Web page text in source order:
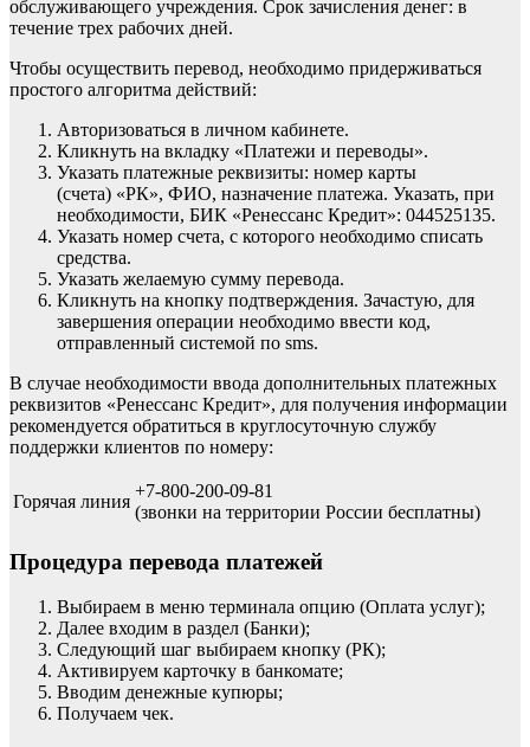
обслуживающего учреждения. Срок зачисления денег: в
течение трех рабочих дней.
Чтобы осуществить перевод, необходимо придерживаться
простого алгоритма действий:
Авторизоваться в личном кабинете.
Кликнуть на вкладку «Платежи и переводы».
Указать платежные реквизиты: номер карты
(счета) «РК», ФИО, назначение платежа. Указать, при
необходимости, БИК «Ренессанс Кредит»: 044525135.
Указать номер счета, с которого необходимо списать
средства.
Указать желаемую сумму перевода.
Кликнуть на кнопку подтверждения. Зачастую, для
завершения операции необходимо ввести код,
отправленный системой по sms.
В случае необходимости ввода дополнительных платежных
реквизитов «Ренессанс Кредит», для получения информации
рекомендуется обратиться в круглосуточную службу
поддержки клиентов по номеру:
Горячая линия
+7-800-200-09-81
(звонки на территории России бесплатны)
Процедура перевода платежей
Выбираем в меню терминала опцию (Оплата услуг);
Далее входим в раздел (Банки);
Следующий шаг выбираем кнопку (РК);
Активируем карточку в банкомате;
Вводим денежные купюры;
Получаем чек.